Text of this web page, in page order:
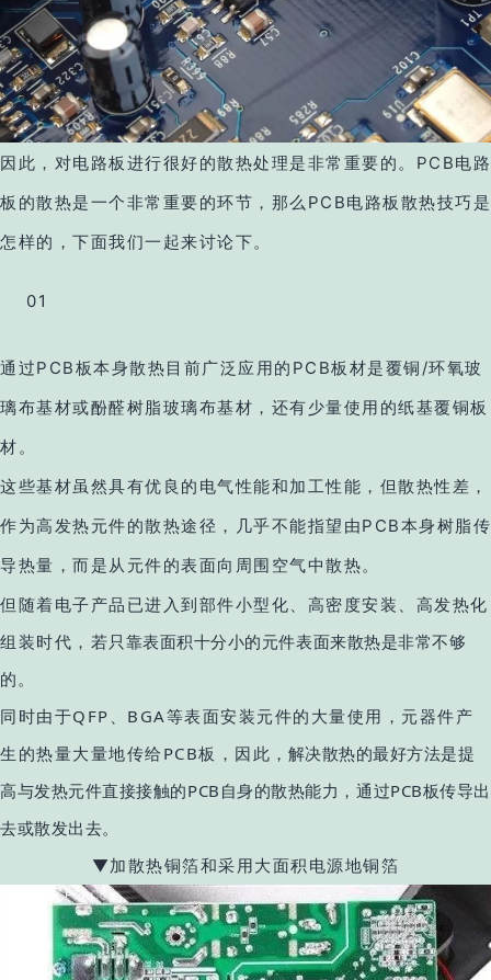
因此，对电路板进行很好的散热处理是非常重要的。PCB电路
板的散热是一个非常重要的环节，那么PCB电路板散热技巧是
怎样的，下面我们一起来讨论下。
01
通过PCB板本身散热目前广泛应用的PCB板材是覆铜/环氧玻
璃布基材或酚醛树脂玻璃布基材，还有少量使用的纸基覆铜板
材。
这些基材虽然具有优良的电气性能和加工性能，但散热性差，
作为高发热元件的散热途径，几乎不能指望由PCB本身树脂传
导热量，而是从元件的表面向周围空气中散热。
但随着电子产品已进入到部件小型化、高密度安装、高发热化
组装时代，若只靠表面积十分小的元件表面来散热是非常不够
的。
同时由于QFP、BGA等表面安装元件的大量使用，元器件产
生的热量大量地传给PCB板，因此 ，解决散热的最好方法是提
高与发热元件直接接触的PCB自身的散热能力，通过PCB板传导出
去或散发出去。
▼加散热铜箔和采用大面积电源地铜箔